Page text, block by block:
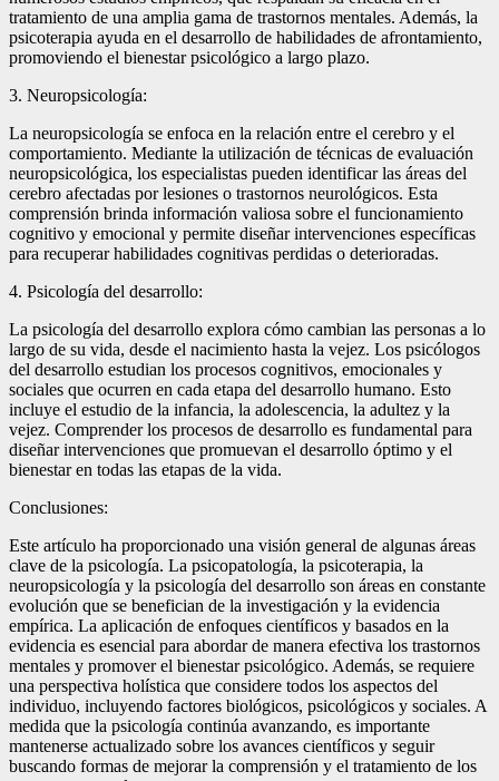
tratamiento de una amplia gama de trastornos mentales. Además, la
psicoterapia ayuda en el desarrollo de habilidades de afrontamiento,
promoviendo el bienestar psicológico a largo plazo.
3. Neuropsicología:
La neuropsicología se enfoca en la relación entre el cerebro y el
comportamiento. Mediante la utilización de técnicas de evaluación
neuropsicológica, los especialistas pueden identificar las áreas del
cerebro afectadas por lesiones o trastornos neurológicos. Esta
comprensión brinda información valiosa sobre el funcionamiento
cognitivo y emocional y permite diseñar intervenciones específicas
para recuperar habilidades cognitivas perdidas o deterioradas.
4. Psicología del desarrollo:
La psicología del desarrollo explora cómo cambian las personas a lo
largo de su vida, desde el nacimiento hasta la vejez. Los psicólogos
del desarrollo estudian los procesos cognitivos, emocionales y
sociales que ocurren en cada etapa del desarrollo humano. Esto
incluye el estudio de la infancia, la adolescencia, la adultez y la
vejez. Comprender los procesos de desarrollo es fundamental para
diseñar intervenciones que promuevan el desarrollo óptimo y el
bienestar en todas las etapas de la vida.
Conclusiones:
Este artículo ha proporcionado una visión general de algunas áreas
clave de la psicología. La psicopatología, la psicoterapia, la
neuropsicología y la psicología del desarrollo son áreas en constante
evolución que se benefician de la investigación y la evidencia
empírica. La aplicación de enfoques científicos y basados en la
evidencia es esencial para abordar de manera efectiva los trastornos
mentales y promover el bienestar psicológico. Además, se requiere
una perspectiva holística que considere todos los aspectos del
individuo, incluyendo factores biológicos, psicológicos y sociales. A
medida que la psicología continúa avanzando, es importante
mantenerse actualizado sobre los avances científicos y seguir
buscando formas de mejorar la comprensión y el tratamiento de los